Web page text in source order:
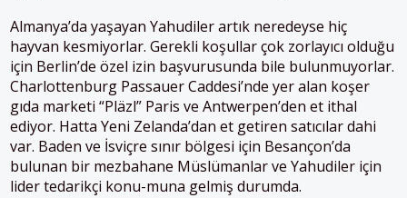
Almanya’da yaşayan Yahudiler artık neredeyse hiç
hayvan kesmiyorlar. Gerekli koşullar çok zorlayıcı olduğu
için Berlin’de özel izin başvurusunda bile bulunmuyorlar.
Charlottenburg Passauer Caddesi’nde yer alan koşer
gıda marketi “Pläzl” Paris ve Antwerpen’den et ithal
ediyor. Hatta Yeni Zelanda’dan et getiren satıcılar dahi
var. Baden ve İsviçre sınır bölgesi için Besançon’da
bulunan bir mezbahane Müslümanlar ve Yahudiler için
lider tedarikçi konu-muna gelmiş durumda.